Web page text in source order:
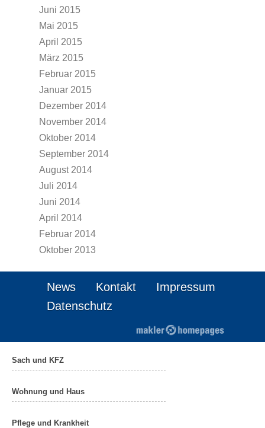
Juni 2015
Mai 2015
April 2015
März 2015
Februar 2015
Januar 2015
Dezember 2014
November 2014
Oktober 2014
September 2014
August 2014
Juli 2014
Juni 2014
April 2014
Februar 2014
Oktober 2013
News Kontakt
Impressum
Datenschutz
Sach und KFZ
Wohnung und Haus
Pflege und Krankheit